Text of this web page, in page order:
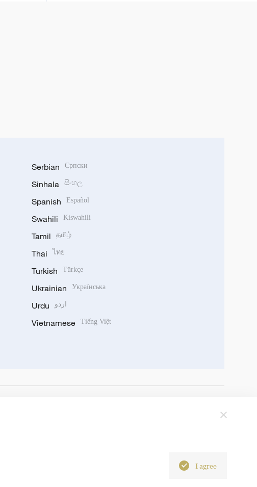
Serbian Српски
Sinhala සිංහල
Spanish Español
Swahili Kiswahili
Tamil தமிழ்
Thai ไทย
Turkish Türkçe
Ukrainian Українська
Urdu اردو
Vietnamese Tiếng Việt
I agree